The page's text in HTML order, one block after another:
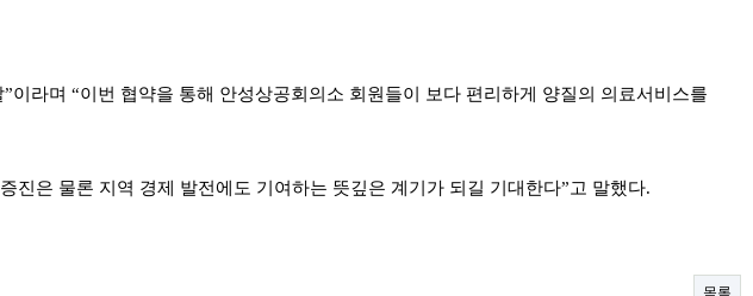
라며 “이번 협약을 통해 안성상공회의소 회원들이 보다 편리하게 양질의 의료서비스를
은 물론 지역 경제 발전에도 기여하는 뜻깊은 계기가 되길 기대한다”고 말했다.
목록